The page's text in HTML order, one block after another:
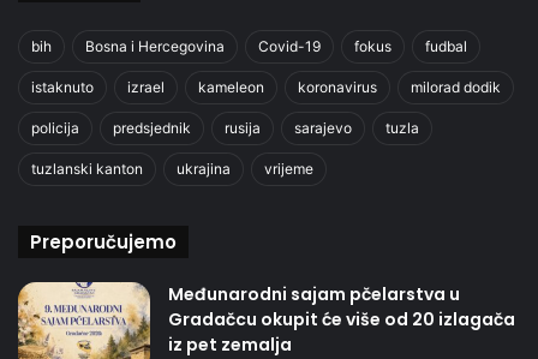
bih Bosna i Hercegovina Covid-19 fokus fudbal
istaknuto izrael kameleon koronavirus milorad dodik
policija predsjednik rusija sarajevo tuzla
tuzlanski kanton ukrajina vrijeme
Preporučujemo
Međunarodni sajam pčelarstva u
Gradačcu okupit će više od 20 izlagača
iz pet zemalja